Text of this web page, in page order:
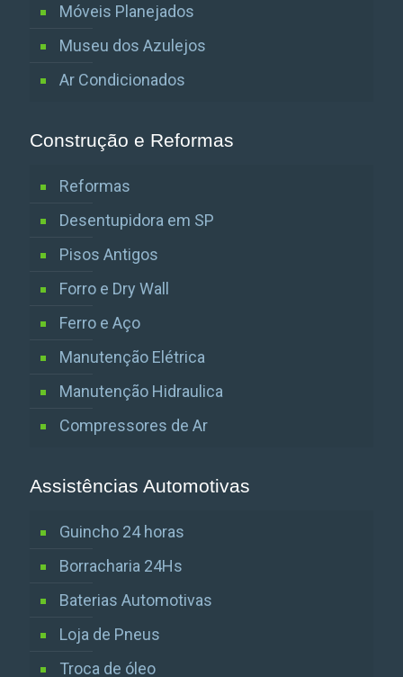
Móveis Planejados
Museu dos Azulejos
Ar Condicionados
Construção e Reformas
Reformas
Desentupidora em SP
Pisos Antigos
Forro e Dry Wall
Ferro e Aço
Manutenção Elétrica
Manutenção Hidraulica
Compressores de Ar
Assistências Automotivas
Guincho 24 horas
Borracharia 24Hs
Baterias Automotivas
Loja de Pneus
Troca de óleo